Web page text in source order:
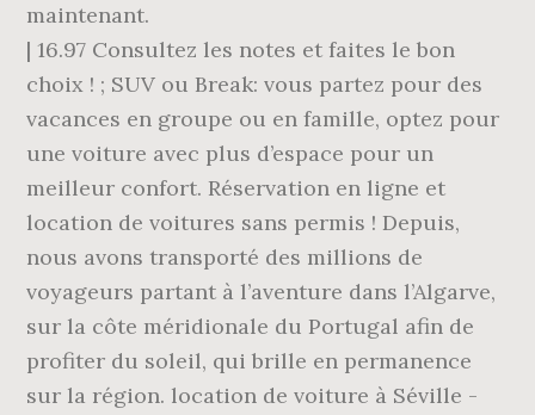
maintenant.
| 16.97 Consultez les notes et faites le bon
choix ! ; SUV ou Break: vous partez pour des
vacances en groupe ou en famille, optez pour
une voiture avec plus d’espace pour un
meilleur confort. Réservation en ligne et
location de voitures sans permis ! Depuis,
nous avons transporté des millions de
voyageurs partant à l’aventure dans l’Algarve,
sur la côte méridionale du Portugal afin de
profiter du soleil, qui brille en permanence
sur la région. location de voiture à Séville -